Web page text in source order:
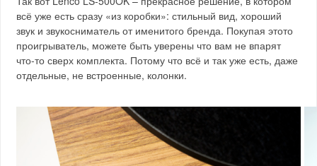
всё уже есть сразу «из коробки»: стильный вид, хороший
звук и звукосниматель от именитого бренда. Покупая этото
проигрыватель, можете быть уверены что вам не впарят
что-то сверх комплекта. Потому что всё и так уже есть, даже
отдельные, не встроенные, колонки.